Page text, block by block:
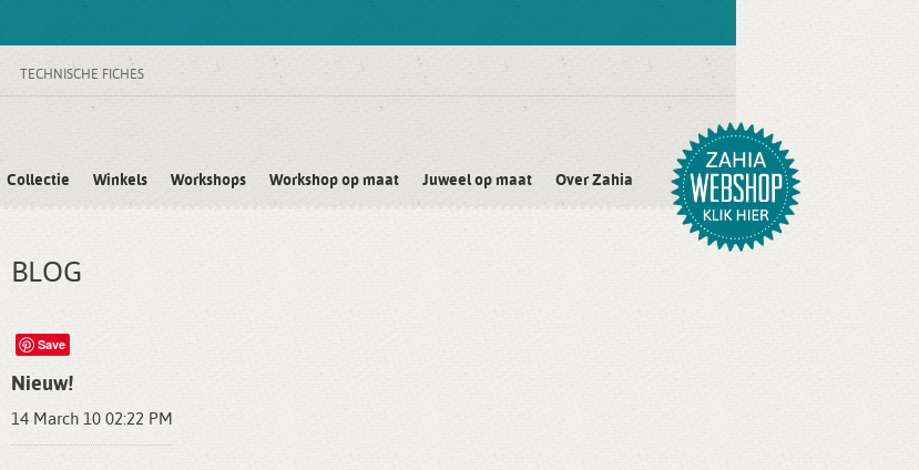
TECHNISCHE FICHES
Collectie Winkels Workshops Workshop op maat Juweel op maat Over Zahia
BLOG
Save
Nieuw!
14 March 10 02:22 PM